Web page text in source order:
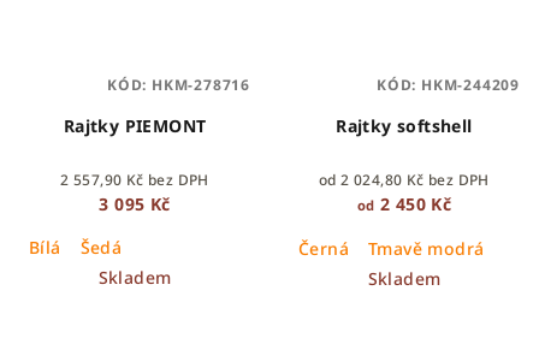
Rajtky PIEMONT
2 557,90 Kč bez DPH
3 095 Kč
Bílá
Šedá
Skladem
KÓD: HKM-278716
Rajtky softshell
od 2 024,80 Kč bez DPH
od 2 450 Kč
Černá
Tmavě modrá
Skladem
KÓD: HKM-244209